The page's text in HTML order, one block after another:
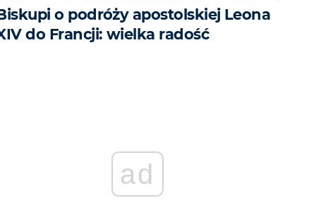
o podróży apostolskiej Leona
do Francji: wielka radość
ad